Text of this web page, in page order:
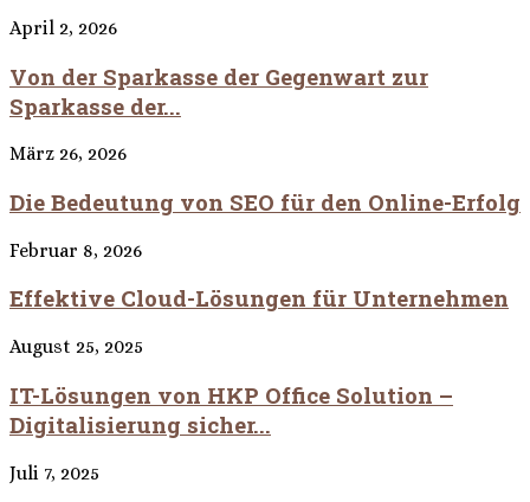
April 2, 2026
Von der Sparkasse der Gegenwart zur
Sparkasse der...
März 26, 2026
Die Bedeutung von SEO für den Online-Erfolg
Februar 8, 2026
Effektive Cloud-Lösungen für Unternehmen
August 25, 2025
IT-Lösungen von HKP Office Solution –
Digitalisierung sicher...
Juli 7, 2025